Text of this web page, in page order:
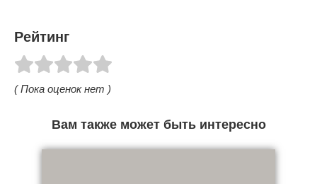
Рейтинг
( Пока оценок нет )
Вам также может быть интересно